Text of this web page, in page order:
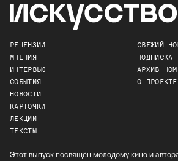
РЕЦЕНЗИИ
МНЕНИЯ
ИНТЕРВЬЮ
СОБЫТИЯ
НОВОСТИ
КАРТОЧКИ
ЛЕКЦИИ
ТЕКСТЫ
СВЕЖИЙ
ПОДПИСКА
АРХИВ
О ПРОЕКТЕ
Этот выпуск посвящён молодому кино и